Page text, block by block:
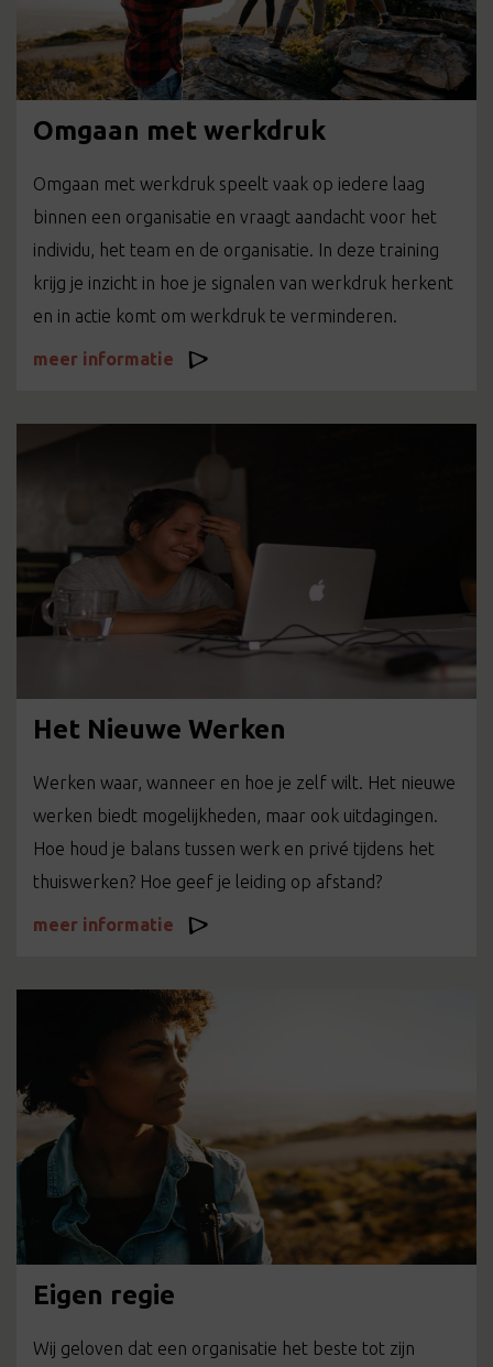
Omgaan met werkdruk
Omgaan met werkdruk speelt vaak op iedere laag
binnen een organisatie en vraagt aandacht voor het
individu, het team en de organisatie. In deze training
krijg je inzicht in hoe je signalen van werkdruk herkent
en in actie komt om werkdruk te verminderen.
meer informatie
Het Nieuwe Werken
Werken waar, wanneer en hoe je zelf wilt. Het nieuwe
werken biedt mogelijkheden, maar ook uitdagingen.
Hoe houd je balans tussen werk en privé tijdens het
thuiswerken? Hoe geef je leiding op afstand?
meer informatie
Eigen regie
Wij geloven dat een organisatie het beste tot zijn